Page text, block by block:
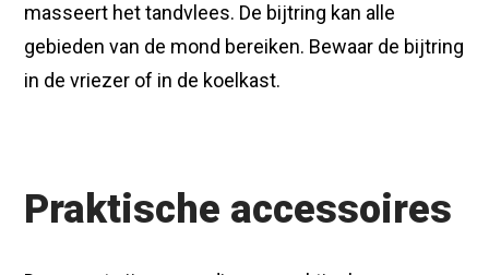
masseert het tandvlees. De bijtring kan alle
gebieden van de mond bereiken. Bewaar de bijtring
in de vriezer of in de koelkast.
Praktische accessoires